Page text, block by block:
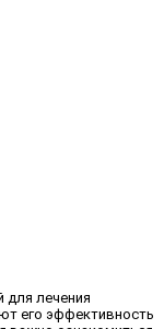
лечения
его эффективность